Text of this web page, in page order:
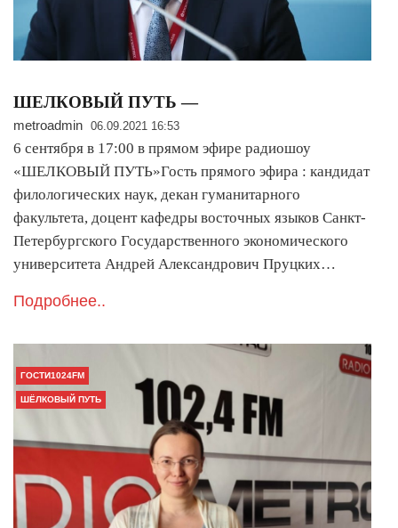
ШЕЛКОВЫЙ ПУТЬ —
metroadmin 06.09.2021 16:53
6 сентября в 17:00 в прямом эфире радиошоу
«ШЕЛКОВЫЙ ПУТЬ»Гость прямого эфира : кандидат
филологических наук, декан гуманитарного
факультета, доцент кафедры восточных языков Санкт-
Петербургского Государственного экономического
университета Андрей Александрович Пруцких…
Подробнее..
ГОСТИ1024FM
ШЁЛКОВЫЙ ПУТЬ